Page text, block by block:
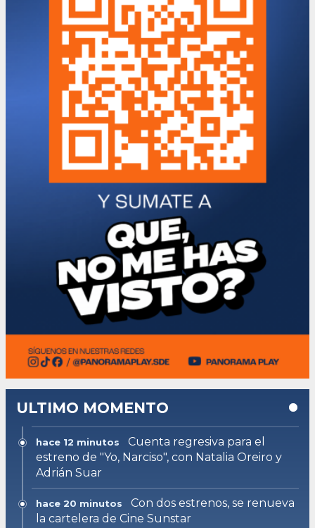
ULTIMO MOMENTO
hace 12 minutos
Cuenta regresiva para el
estreno de "Yo, Narciso", con Natalia Oreiro y
Adrián Suar
hace 20 minutos
Con dos estrenos, se renueva
la cartelera de Cine Sunstar